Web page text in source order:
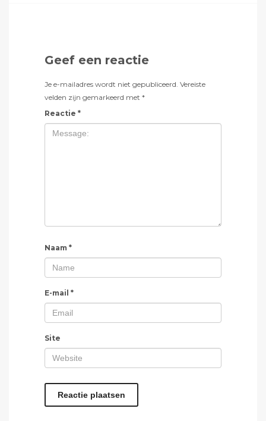
Geef een reactie
Je e-mailadres wordt niet gepubliceerd. Vereiste
velden zijn gemarkeerd met *
Reactie *
Naam *
E-mail *
Site